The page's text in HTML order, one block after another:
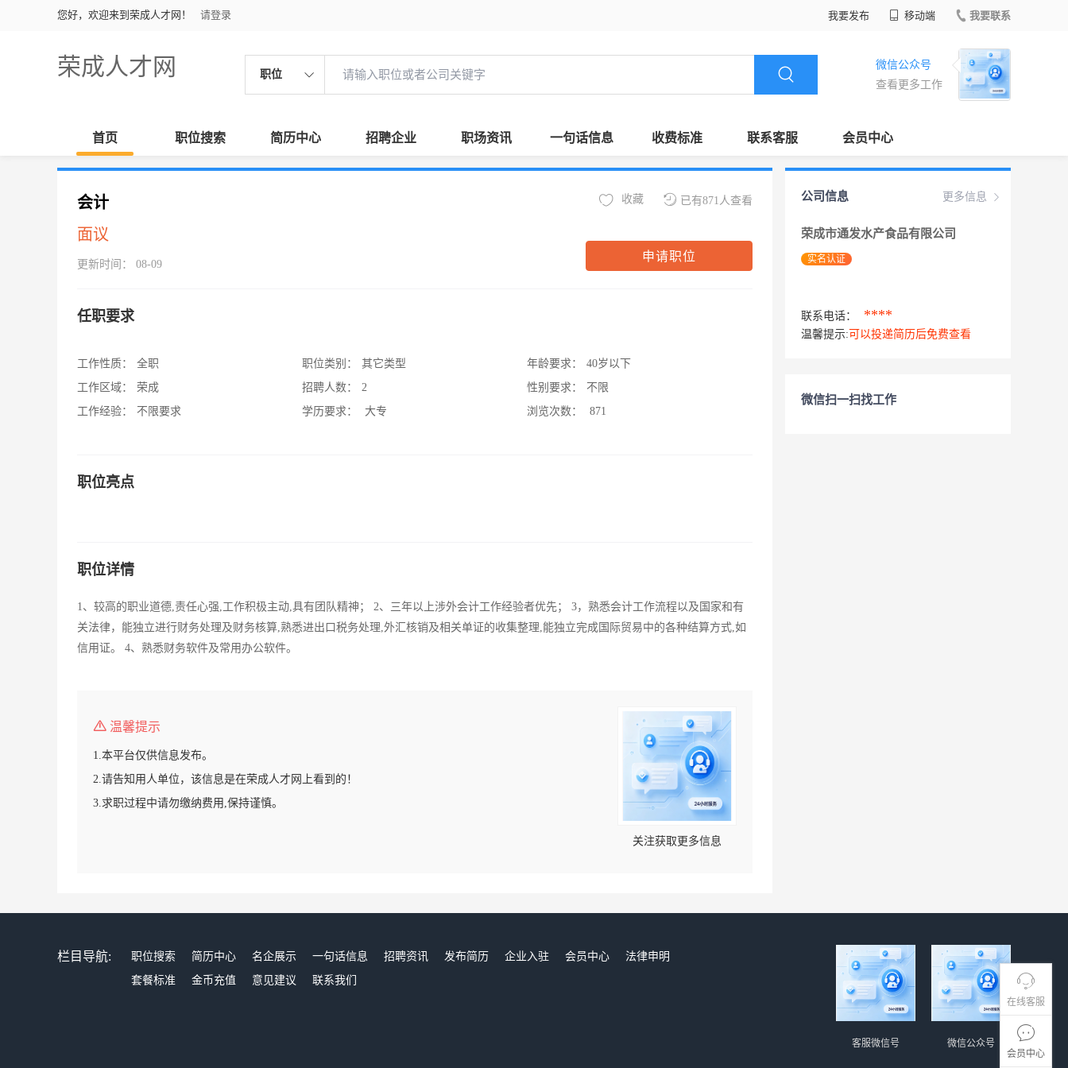
您好，欢迎来到荣成人才网！ 请登录 我要发布 移动端 我要联系
荣成人才网 职位
微信公众号
查看更多工作
首页 职位搜索 简历中心 招聘企业 职场资讯 一句话信息 收费标准 联系客服 会员中心
在线客服
会员中心
会计
面议
更新时间： 08-09
已有871人查看
收藏
申请职位
任职要求
工作性质：
全职
工作区域：
荣成
工作经验：
不限要求
职位类别：
其它类型
招聘人数：
2
学历要求：
大专
年龄要求：
40岁以下
性别要求：
不限
浏览次数：
871
职位亮点
职位详情
1、较高的职业道德,责任心强,工作积极主动,具有团队精神； 2、三年以上涉外会计工作经验者优先； 3，熟悉会计工作流程以及国家和有
关法律，能独立进行财务处理及财务核算,熟悉进出口税务处理,外汇核销及相关单证的收集整理,能独立完成国际贸易中的各种结算方式,如
信用证。 4、熟悉财务软件及常用办公软件。
温馨提示
1.本平台仅供信息发布。
2.请告知用人单位，该信息是在荣成人才网上看到的！
3.求职过程中请勿缴纳费用,保持谨慎。
关注获取更多信息
更多信息
公司信息
荣成市通发水产食品有限公司
实名认证
联系电话： ****
温馨提示: 可以投递简历后免费查看
微信扫一扫找工作
栏目导航: 职位搜索 简历中心 名企展示 一句话信息 招聘资讯 发布简历 企业入驻 会员中心
法律申明
套餐标准
金币充值 意见建议 联系我们
微信公众号
客服微信号